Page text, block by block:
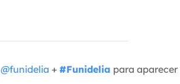
@funidelia + #Funidelia para aparecer